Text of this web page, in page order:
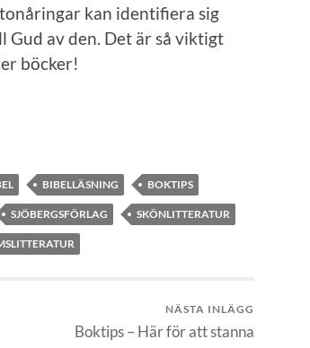
kan identifiera sig
av den. Det är så viktigt
böcker!
BIBELLÄSNING BOKTIPS
SJÖBERGSFÖRLAG SKÖNLITTERATUR
NÄSTA INLÄGG
Boktips – Här för att stanna